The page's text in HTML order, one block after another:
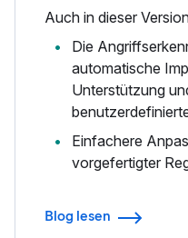
Auch in dieser
Die
automatische
Unterstützung
Einfachere
vorgefertigter
Blog lesen